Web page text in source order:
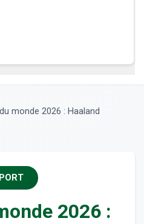
monde 2026 : Haaland
2026 :